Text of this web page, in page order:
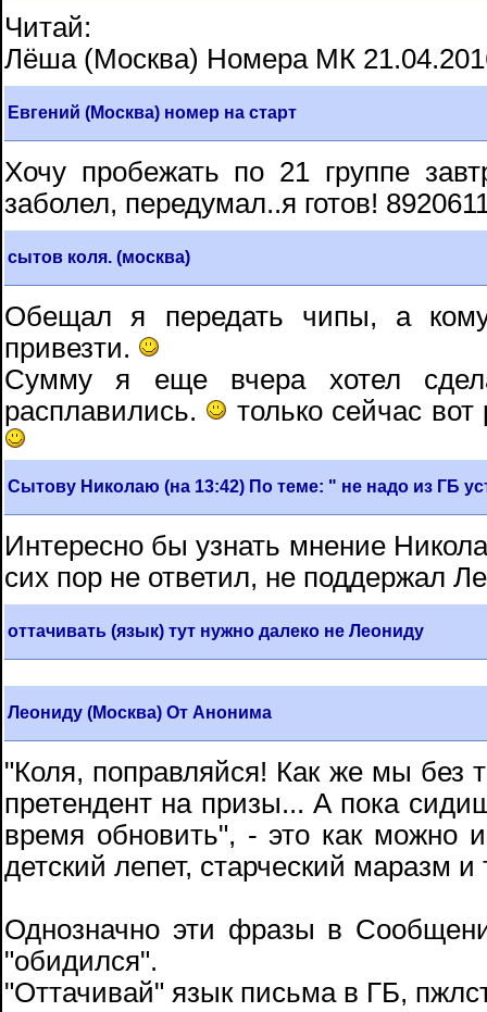
Читай:
Лёша (Москва) Номера МК
Евгений (Москва) номер на старт
Хочу пробежать по 21 группе
заболел, передумал..я готов!
сытов коля. (москва)
Обещал я передать чипы, а
привезти.
Сумму я еще вчера хотел
расплавились.
только сейчас
Сытову Николаю (на 13:42) По теме: " не надо из ГБ
Интересно бы узнать мнение
сих пор не ответил, не поддержал
оттачивать (язык) тут нужно далеко не Леониду
Леониду (Москва) От Анонима
"Коля, поправляйся! Как же мы
претендент на призы... А пока
время обновить", - это как можно
детский лепет, старческий маразм и
Однозначно эти фразы в
"обидился".
"Оттачивай" язык письма в ГБ,